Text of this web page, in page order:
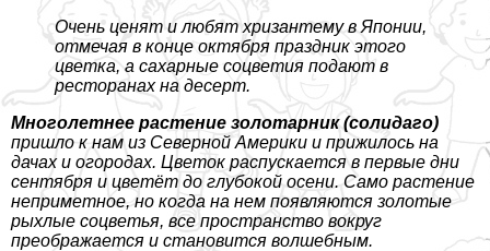
Очень ценят и любят хризантему в Японии,
отмечая в конце октября праздник этого
цветка, а сахарные соцветия подают в
ресторанах на десерт.
Многолетнее растение золотарник (солидаго)
пришло к нам из Северной Америки и прижилось на
дачах и огородах. Цветок распускается в первые дни
сентября и цветёт до глубокой осени. Само растение
неприметное, но когда на нем появляются золотые
рыхлые соцветья, все прострaнcтво вокруг
преображается и становится волшебным.